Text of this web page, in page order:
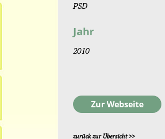
PSD
Jahr
2010
Zur Webseite
zurück zur Übersicht >>